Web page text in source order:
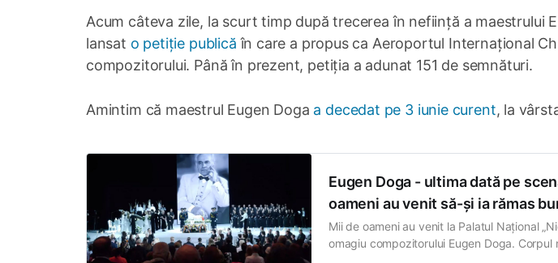
Acum câteva zile, la scurt timp după trecerea în neființă a maestrului
lansat o petiție publică în care a propus ca Aeroportul Internațional
compozitorului. Până în prezent, petiția a adunat 151 de semnături.
Amintim că maestrul Eugen Doga a decedat pe 3 iunie curent, la
Eugen Doga - ultima dată pe
oameni au venit să-și ia rămas
Mii de oameni au venit la Palatul Național
omagiu compozitorului Eugen Doga. Corpul